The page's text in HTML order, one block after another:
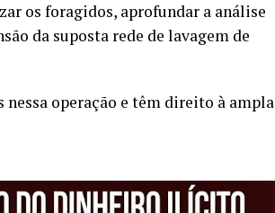
os foragidos, aprofundar a análise
da suposta rede de lavagem de
operação e têm direito à ampla